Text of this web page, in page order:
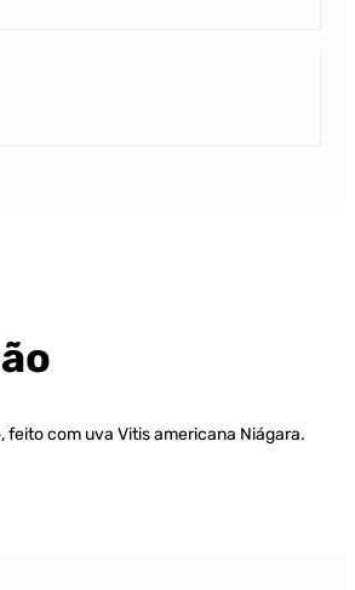
feito com uva Vitis americana Niágara.